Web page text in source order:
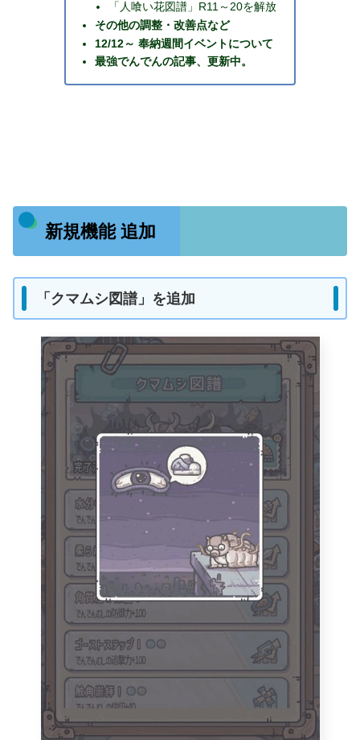
「人喰い花図譜」R11～20を解放
その他の調整・改善点など
12/12～ 奉納週間イベントについて
最強でんでんの記事、更新中。
新規機能 追加
「クマムシ図譜」を追加